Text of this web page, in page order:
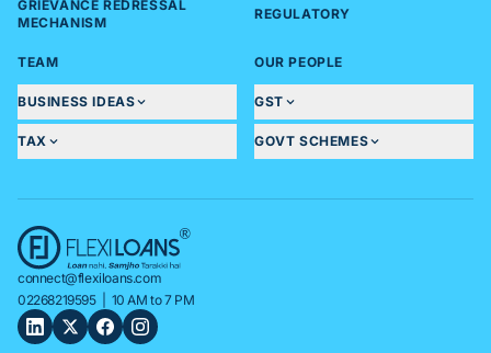
GRIEVANCE REDRESSAL
MECHANISM
REGULATORY
TEAM OUR PEOPLE
BUSINESS IDEAS GST
TAX GOVT SCHEMES
connect@flexiloans.com
02268219595| 10 AM to 7 PM